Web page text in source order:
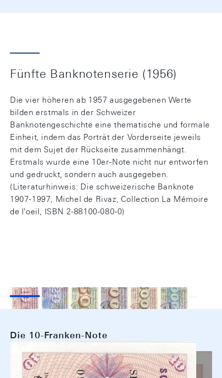
Fünfte Banknotenserie (1956)
Die vier höheren ab 1957 ausgegebenen Werte
bilden erstmals in der Schweizer
Banknotengeschichte eine thematische und formale
Einheit, indem das Porträt der Vorderseite jeweils
mit dem Sujet der Rückseite zusammenhängt.
Erstmals wurde eine 10er-Note nicht nur entworfen
und gedruckt, sondern auch ausgegeben.
(Literaturhinweis: Die schweizerische Banknote
1907-1997, Michel de Rivaz, Collection La Mémoire
de l'oeil, ISBN 2-88100-080-0)
Die 10-Franken-Note